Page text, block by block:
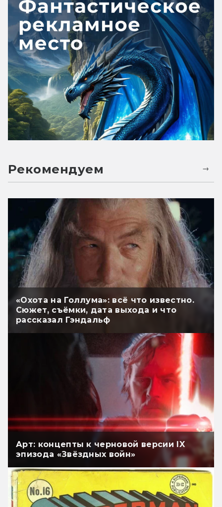
Рекомендуем
«Охота на Голлума»: всё что известно.
Сюжет, съёмки, дата выхода и что
рассказал Гэндальф
Арт: концепты к черновой версии IX
эпизода «Звёздных войн»